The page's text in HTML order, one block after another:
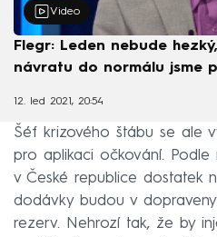
Video
Flegr: Leden nebude
návratu do normálu jsme
12. led 2021, 20:54
Šéf krizového štábu se ale
pro aplikaci očkování.
v České republice dostatek
dodávky budou v
rezerv. Nehrozí tak, že by